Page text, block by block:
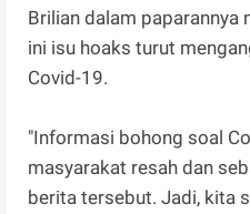
Brilian dalam paparannya
ini isu hoaks turut
Covid-19.
"Informasi bohong soal
masyarakat resah dan
berita tersebut. Jadi, kita